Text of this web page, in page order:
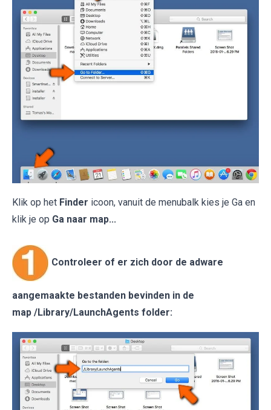
Klik op het Finder icoon, vanuit de menubalk kies je Ga en
klik je op Ga naar map...
Controleer of er zich door de adware
aangemaakte bestanden bevinden in de
map /Library/LaunchAgents folder: